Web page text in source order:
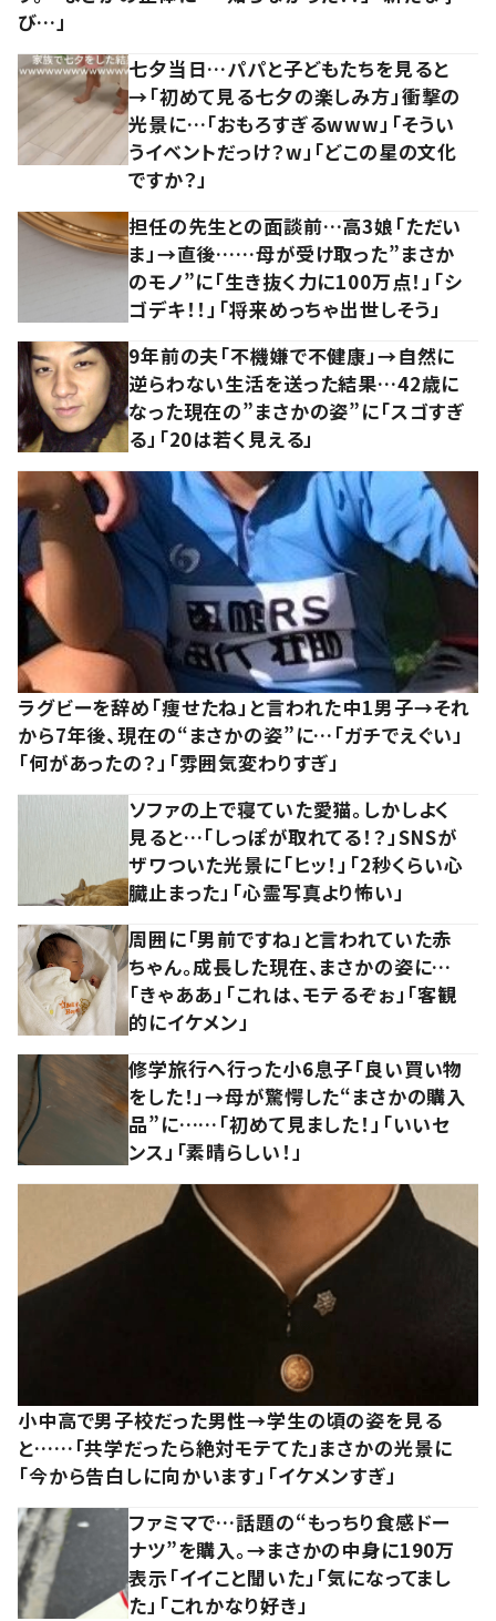
び…」
七夕当日…パパと子どもたちを見ると
→「初めて見る七夕の楽しみ方」衝撃の
光景に…「おもろすぎるwww」「そうい
うイベントだっけ？w」「どこの星の文化
ですか？」
担任の先生との面談前…高3娘「ただい
ま」→直後……母が受け取った”まさか
のモノ”に「生き抜く力に100万点！」「シ
ゴデキ！！」「将来めっちゃ出世しそう」
9年前の夫「不機嫌で不健康」→自然に
逆らわない生活を送った結果…42歳に
なった現在の”まさかの姿”に「スゴすぎ
る」「20は若く見える」
ラグビーを辞め「痩せたね」と言われた中1男子→それ
から7年後、現在の“まさかの姿”に…「ガチでえぐい」
「何があったの？」「雰囲気変わりすぎ」
ソファの上で寝ていた愛猫。しかしよく
見ると…「しっぽが取れてる！？」SNSが
ザワついた光景に「ヒッ！」「2秒くらい心
臓止まった」「心霊写真より怖い」
周囲に「男前ですね」と言われていた赤
ちゃん。成長した現在、まさかの姿に…
「きゃああ」「これは、モテるぞぉ」「客観
的にイケメン」
修学旅行へ行った小6息子「良い買い物
をした！」→母が驚愕した“まさかの購入
品”に……「初めて見ました！」「いいセ
ンス」「素晴らしい！」
小中高で男子校だった男性→学生の頃の姿を見る
と……「共学だったら絶対モテてた」まさかの光景に
「今から告白しに向かいます」「イケメンすぎ」
ファミマで…話題の“もっちり食感ドー
ナツ”を購入。→まさかの中身に190万
表示「イイこと聞いた」「気になってまし
た」「これかなり好き」